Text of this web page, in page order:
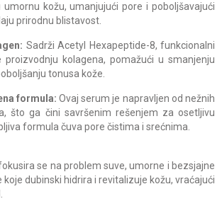
umornu kožu, umanjujući pore i poboljšavajući
prirodnu blistavost.
Sadrži Acetyl Hexapeptide-8, funkcionalni
proizvodnju kolagena, pomažući u smanjenju
tonusa kože.
formula: Ovaj serum je napravljen od nežnih
što ga čini savršenim rešenjem za osetljivu
formula čuva pore čistima i srećnima.
se na problem suve, umorne i bezsjajne
koje dubinski hidrira i revitalizuje kožu, vraćajući